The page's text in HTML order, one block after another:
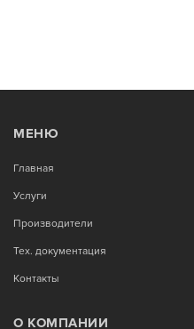
МЕНЮ
Главная
Услуги
Производители
Тех. документация
Контакты
О КОМПАНИИ